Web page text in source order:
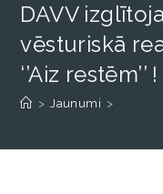
DAVV
vēsturiskā
‘’Aiz restēm’’ !
> Jaunumi >